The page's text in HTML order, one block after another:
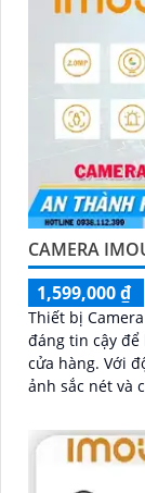
CAMERA
1,599,000 ₫
Thiết bị
đáng tin cậy để
cửa hàng. Với độ phân giải cao 2MP, nó cung cấp hình
ảnh sắc nét và